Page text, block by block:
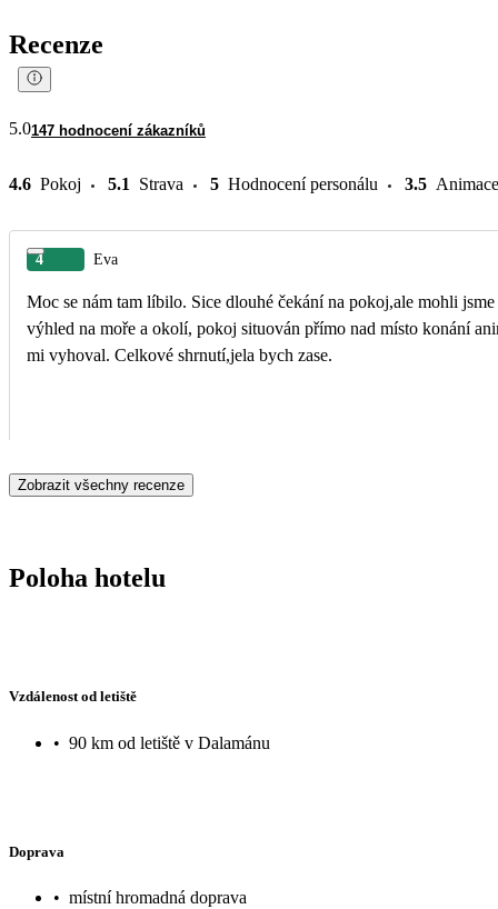
Recenze
5.0147 hodnocení zákazníků
4.6 Pokoj 5.1 Strava 5 Hodnocení personálu 3.5 Animace
4 Eva
Moc se nám tam líbilo. Sice dlouhé čekání na pokoj,ale mohli
výhled na moře a okolí, pokoj situován přímo nad místo konání animačních programů /
mi vyhoval. Celkové shrnutí,jela bych zase.
Zobrazit všechny recenze
Poloha hotelu
Vzdálenost od letiště
• 90 km od letiště v Dalamánu
Doprava
• místní hromadná doprava